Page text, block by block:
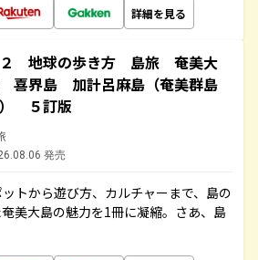
詳細を見る
２ 地球の歩き方 島旅 奄美大
喜界島 加計呂麻島（奄美群島
５訂版
発売
トから遊び方、カルチャーまで、島の
美大島の魅力を1冊に凝縮。さあ、島